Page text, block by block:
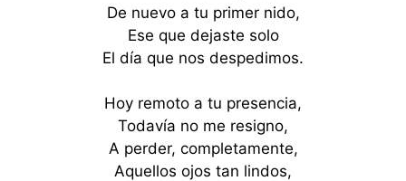
De nuevo a tu primer nido,
Ese que dejaste solo
El día que nos despedimos.
Hoy remoto a tu presencia,
Todavía no me resigno,
A perder, completamente,
Aquellos ojos tan lindos,